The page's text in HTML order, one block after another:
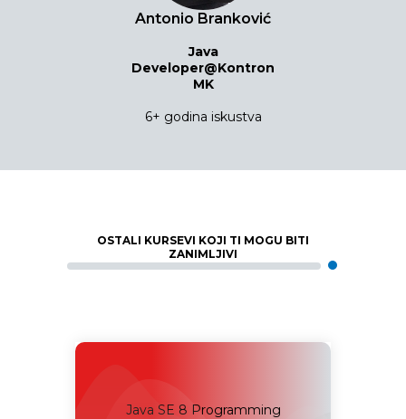
Antonio Branković
Java
Developer@Kontron
MK
6+ godina iskustva
OSTALI KURSEVI KOJI TI MOGU BITI
ZANIMLJIVI
Java SE 8 Programming